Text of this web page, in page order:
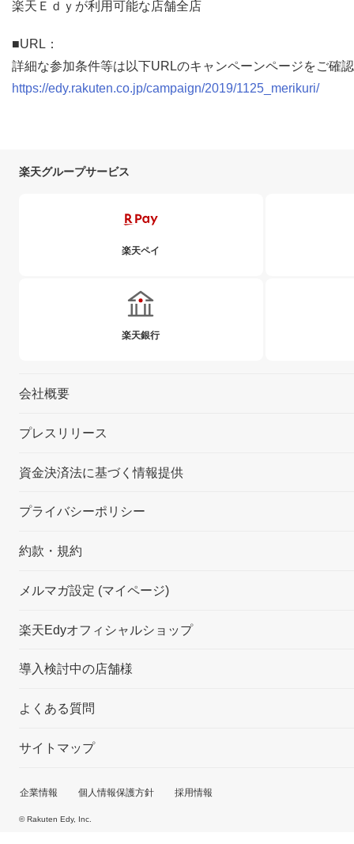
楽天Ｅｄｙが利用可能な店舗全店
■URL：
詳細な参加条件等は以下URLのキャンペーンページをご確
https://edy.rakuten.co.jp/campaign/2019/1125_merikuri/
楽天グループサービス
楽天ペイ
楽天銀行
会社概要
プレスリリース
資金決済法に基づく情報提供
プライバシーポリシー
約款・規約
メルマガ設定 (マイページ)
楽天Edyオフィシャルショップ
導入検討中の店舗様
よくある質問
サイトマップ
企業情報 個人情報保護方針 採用情報
© Rakuten Edy, Inc.